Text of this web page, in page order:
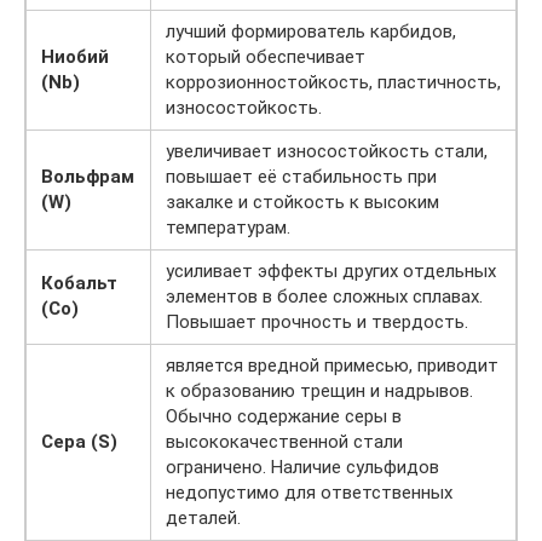
Ниобий
(Nb)
лучший формирователь карбидов,
который обеспечивает
коррозионностойкость, пластичность,
износостойкость.
Вольфрам
(W)
увеличивает износостойкость стали,
повышает её стабильность при
закалке и стойкость к высоким
температурам.
Кобальт
(Co)
усиливает эффекты других отдельных
элементов в более сложных сплавах.
Повышает прочность и твердость.
Сера (S)
является вредной примесью, приводит
к образованию трещин и надрывов.
Обычно содержание серы в
высококачественной стали
ограничено. Наличие сульфидов
недопустимо для ответственных
деталей.